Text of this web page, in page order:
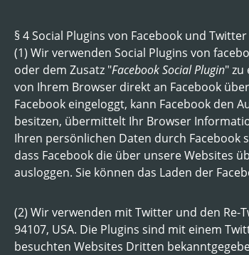
§ 4 Social Plugins von Facebook und Twitter
(1) Wir verwenden Social Plugins von
oder dem Zusatz "Facebook Social Plugin" zu
von Ihrem Browser direkt an Facebook
Facebook eingeloggt, kann Facebook den
besitzen, übermittelt Ihr Browser
Ihren persönlichen Daten durch Facebook
dass Facebook die über unsere Websites
ausloggen. Sie können das Laden der
(2) Wir verwenden mit Twitter und den Re-
94107, USA. Die Plugins sind mit einem
besuchten Websites Dritten